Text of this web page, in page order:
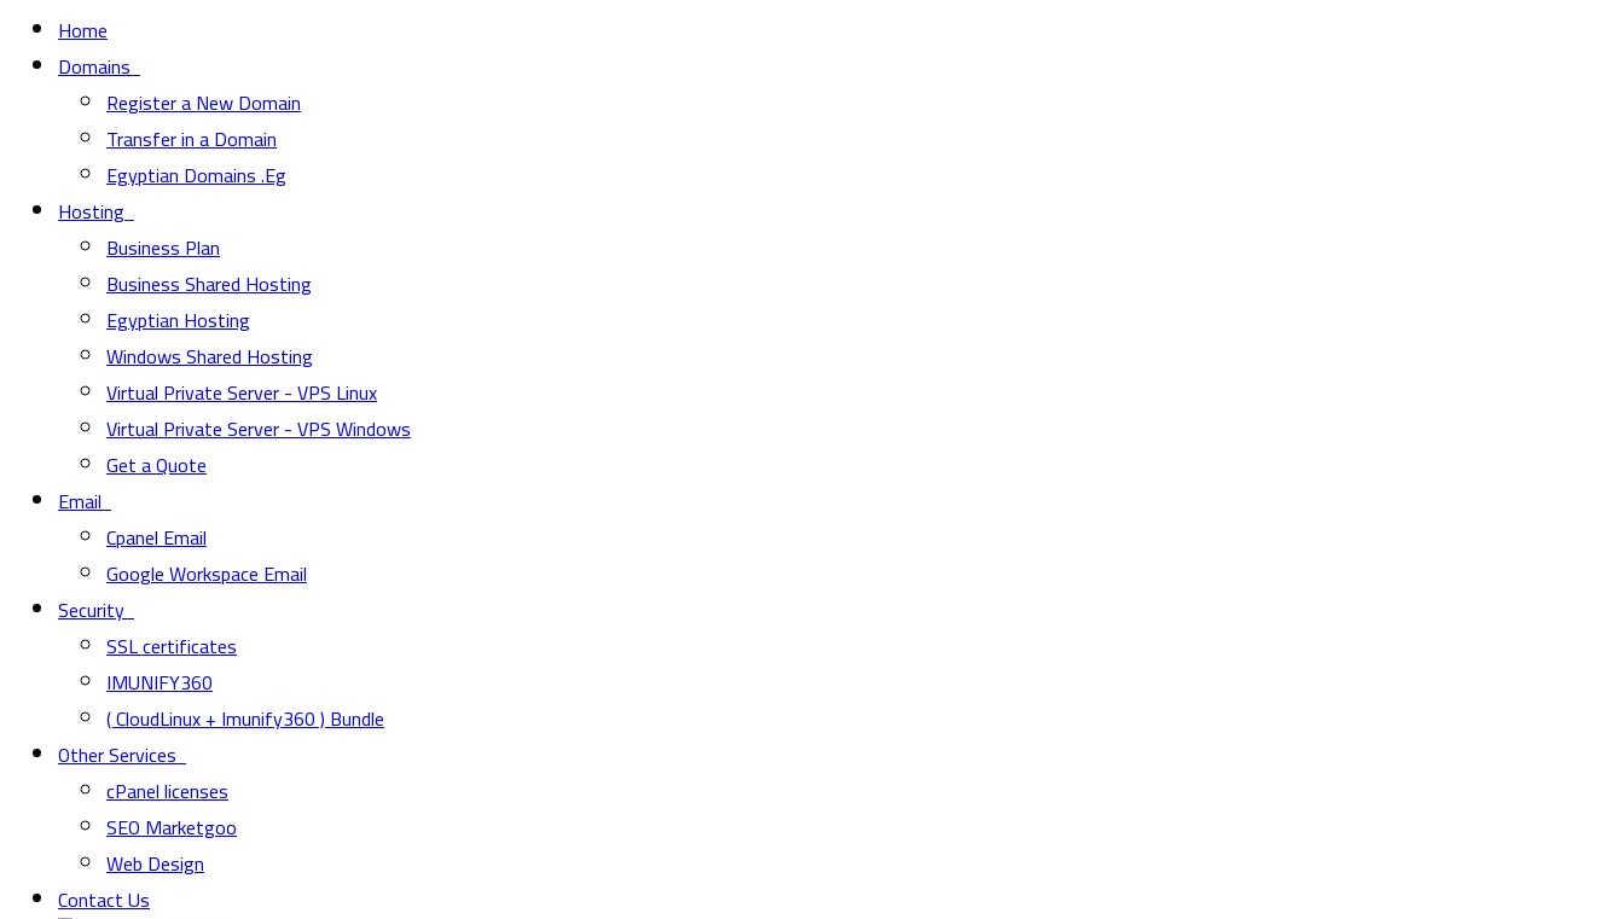
Home
Domains
Register a New Domain
Transfer in a Domain
Egyptian Domains .Eg
Hosting
Business Plan
Business Shared Hosting
Egyptian Hosting
Windows Shared Hosting
Virtual Private Server - VPS Linux
Virtual Private Server - VPS Windows
Get a Quote
Email
Cpanel Email
Google Workspace Email
Security
SSL certificates
IMUNIFY360
( CloudLinux + Imunify360 ) Bundle
Other Services
cPanel licenses
SEO Marketgoo
Web Design
Contact Us